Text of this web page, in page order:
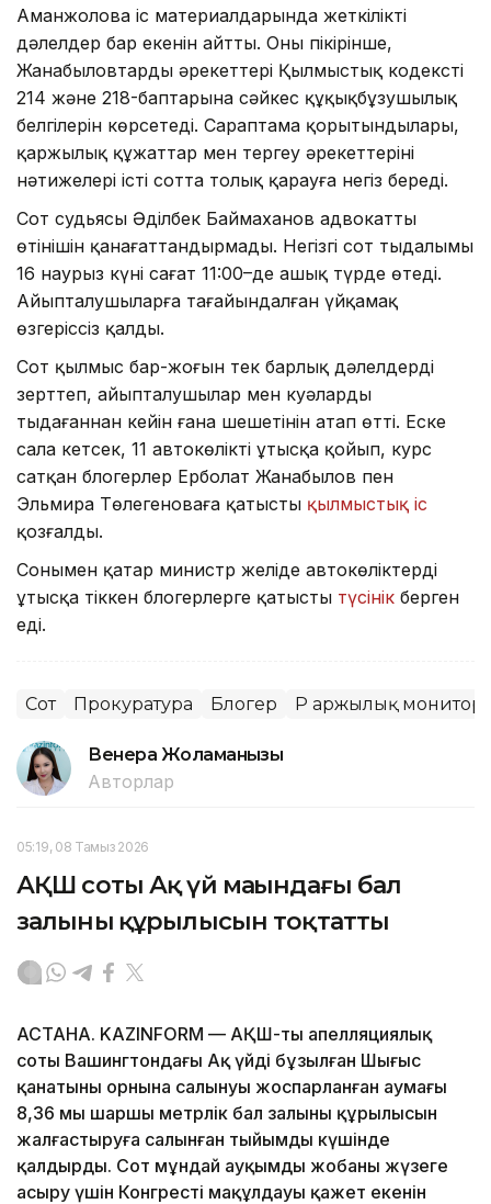
Аманжолова іс материалдарында жеткілікті
дәлелдер бар екенін айтты. Оның пікірінше,
Жанабыловтардың әрекеттері Қылмыстық кодекстің
214 және 218-баптарына сәйкес құқықбұзушылық
белгілерін көрсетеді. Сараптама қорытындылары,
қаржылық құжаттар мен тергеу әрекеттерінің
нәтижелері істі сотта толық қарауға негіз береді.
Сот судьясы Әділбек Баймаханов адвокаттың
өтінішін қанағаттандырмады. Негізгі сот тыңдалымы
16 наурыз күні сағат 11:00–де ашық түрде өтеді.
Айыпталушыларға тағайындалған үйқамақ
өзгеріссіз қалды.
Сот қылмыс бар-жоғын тек барлық дәлелдерді
зерттеп, айыпталушылар мен куәларды
тыңдағаннан кейін ғана шешетінін атап өтті. Еске
сала кетсек, 11 автокөлікті ұтысқа қойып, курс
сатқан блогерлер Ерболат Жанабылов пен
Эльмира Төлегеноваға қатысты қылмыстық іс
қозғалды.
Сонымен қатар министр желіде автокөліктерді
ұтысқа тіккен блогерлерге қатысты түсінік берген
еді.
Сот Прокуратура Блогер ҚР Қаржылық
Венера Жоламанқызы
Авторлар
05:19, 08 Тамыз 2026
АҚШ соты Ақ үй маңындағы бал
залының құрылысын тоқтатты
АСТАНА. KAZINFORM — АҚШ-тың апелляциялық
соты Вашингтондағы Ақ үйдің бұзылған Шығыс
қанатының орнына салынуы жоспарланған аумағы
8,36 мың шаршы метрлік бал залының құрылысын
жалғастыруға салынған тыйымды күшінде
қалдырды. Сот мұндай ауқымды жобаны жүзеге
асыру үшін Конгрестің мақұлдауы қажет екенін